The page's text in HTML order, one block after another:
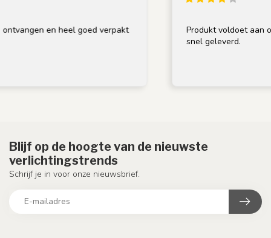
en heel goed verpakt
Produkt voldoet aan
snel geleverd.
Blijf op de hoogte van de nieuwste
verlichtingstrends
Schrijf je in voor onze nieuwsbrief.